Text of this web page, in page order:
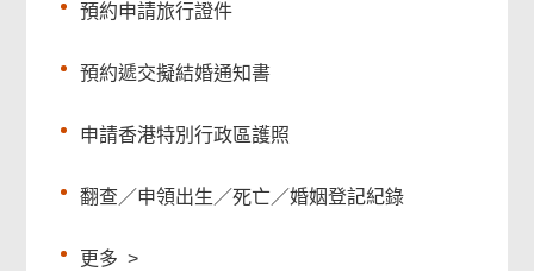
預約申請旅行證件
預約遞交擬結婚通知書
申請香港特別行政區護照
翻查／申領出生／死亡／婚姻登記紀錄
更多 >